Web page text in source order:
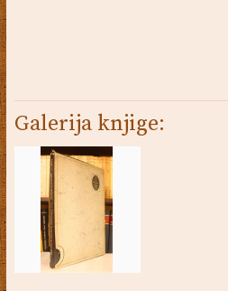
Galerija knjige: